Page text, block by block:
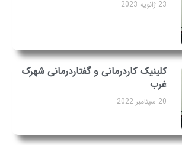
23 ژانویه 2023
کلینیک کاردرمانی و گفتاردرمانی شهرک
غرب
20 سپتامبر 2022